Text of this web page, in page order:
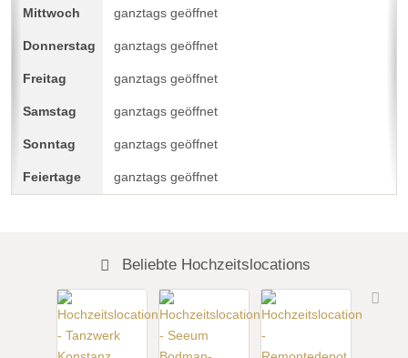
ganztags geöffnet
ganztags geöffnet
ganztags geöffnet
ganztags geöffnet
ganztags geöffnet
ganztags geöffnet
Beliebte Hochzeitslocations